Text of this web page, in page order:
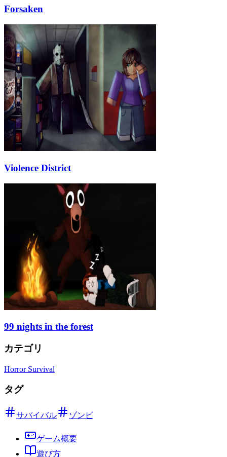
Forsaken
Violence District
99 nights in the forest
カテゴリ
Horror Survival
タグ
サバイバル ゾンビ
ゲーム概要
遊び方